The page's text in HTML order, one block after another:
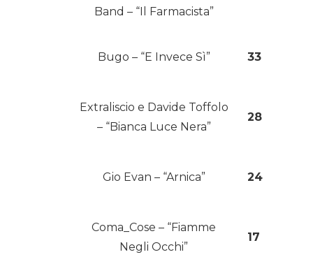
Band – “Il Farmacista”
Bugo – “E Invece Sì” 33
Extraliscio e Davide Toffolo
– “Bianca Luce Nera”
28
Gio Evan – “Arnica” 24
Coma_Cose – “Fiamme
Negli Occhi”
17